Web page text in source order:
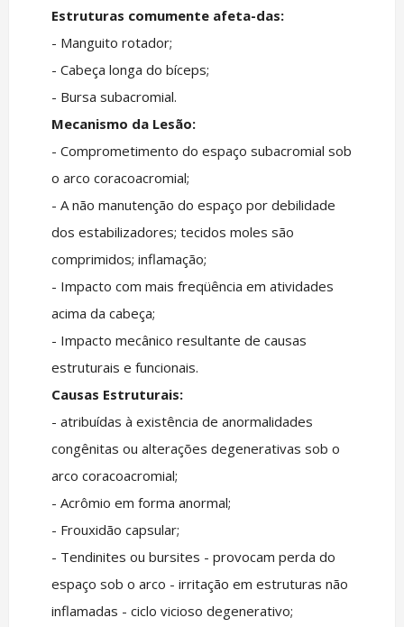
Estruturas comumente afeta-das:
- Manguito rotador;
- Cabeça longa do bíceps;
- Bursa subacromial.
Mecanismo da Lesão:
- Comprometimento do espaço subacromial sob
o arco coracoacromial;
- A não manutenção do espaço por debilidade
dos estabilizadores; tecidos moles são
comprimidos; inflamação;
- Impacto com mais freqüência em atividades
acima da cabeça;
- Impacto mecânico resultante de causas
estruturais e funcionais.
Causas Estruturais:
- atribuídas à existência de anormalidades
congênitas ou alterações degenerativas sob o
arco coracoacromial;
- Acrômio em forma anormal;
- Frouxidão capsular;
- Tendinites ou bursites - provocam perda do
espaço sob o arco - irritação em estruturas não
inflamadas - ciclo vicioso degenerativo;